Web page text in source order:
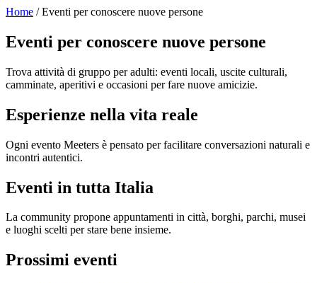
Home / Eventi per conoscere nuove persone
Eventi per conoscere nuove persone
Trova attività di gruppo per adulti: eventi locali, uscite culturali,
camminate, aperitivi e occasioni per fare nuove amicizie.
Esperienze nella vita reale
Ogni evento Meeters è pensato per facilitare conversazioni naturali e
incontri autentici.
Eventi in tutta Italia
La community propone appuntamenti in città, borghi, parchi, musei
e luoghi scelti per stare bene insieme.
Prossimi eventi